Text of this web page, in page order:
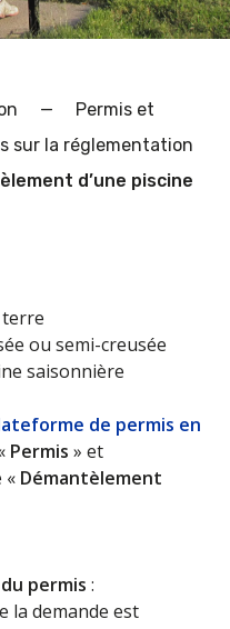
—
Permis et
sur la réglementation
d’une piscine
terre
ou semi-creusée
saisonnière
de permis en
Permis » et
« Démantèlement
permis :
la demande est